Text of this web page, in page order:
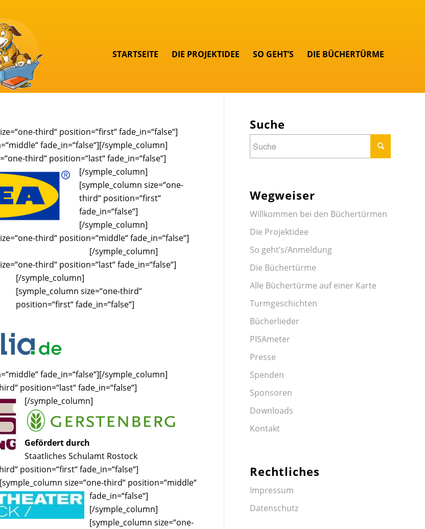
STARTSEITE DIE PROJEKTIDEE SO GEHT’S DIE BÜCHERTÜRME
third“ position=“first“ fade_in=“false“]
fade_in=“false“][/symple_column]
third“ position=“last“ fade_in=“false“]
[/symple_column]
[symple_column size=“one-
third“ position=“first“
fade_in=“false“]
[/symple_column]
third“ position=“middle“ fade_in=“false“]
[/symple_column]
third“ position=“last“ fade_in=“false“]
[/symple_column]
[symple_column size=“one-third“
position=“first“ fade_in=“false“]
fade_in=“false“][/symple_column]
position=“last“ fade_in=“false“]
[/symple_column]
Gefördert durch
Staatliches Schulamt Rostock
position=“first“ fade_in=“false“]
size=“one-third“ position=“middle“
fade_in=“false“]
[/symple_column]
[symple_column size=“one-
Suche
Wegweiser
Willkommen bei den Büchertürmen
Die Projektidee
So geht’s/Anmeldung
Die Büchertürme
Alle Büchertürme auf einer Karte
Turmgeschichten
Bücherlieder
PISAmeter
Presse
Spenden
Sponsoren
Downloads
Kontakt
Rechtliches
Impressum
Datenschutz